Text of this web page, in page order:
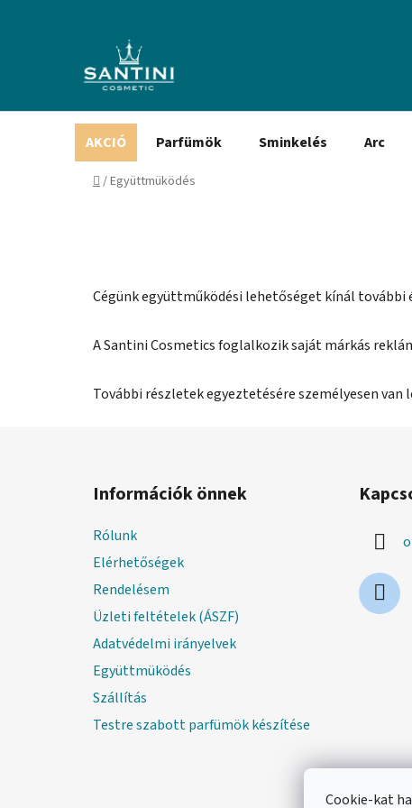
Cookie-kat
AKCIÓ Parfümök Sminkelés Arc
Kezdőlap
/Együttmüködés
Cégünk együttműködési lehetőséget kínál
A Santini Cosmetics foglalkozik saját márkás
További részletek egyeztetésére személyesen van
Információk önnek
Rólunk
Elérhetőségek
Rendelésem
Üzleti feltételek (ÁSZF)
Adatvédelmi irányelvek
Együttmüködés
Szállítás
Testre szabott parfümök készítése